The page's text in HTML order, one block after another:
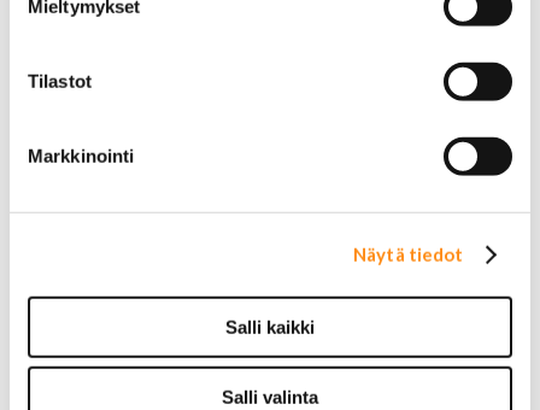
Mieltymykset
Tilastot
Markkinointi
Näytä tiedot
Salli kaikki
Salli valinta
Huolto-osat ja tarvikkeet
Jarrupalat (taakse)
Jarrukengät
Jarrusylinterit ja satulat
Jarrurummut